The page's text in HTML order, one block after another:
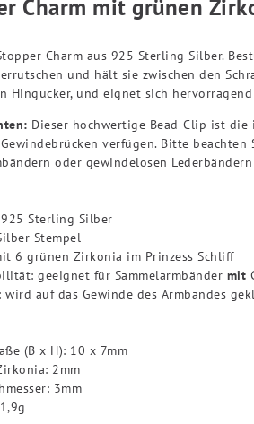
Charm mit grünen
Charm aus 925 Sterling Silber.
und hält sie zwischen den
Hingucker, und eignet sich
Dieser hochwertige Bead-Clip ist
verfügen. Bitte beachten
oder gewindelosen
Sterling Silber
Stempel
6 grünen Zirkonia im Prinzess Schliff
geeignet für Sammelarmbänder mit
auf das Gewinde des Armbandes
(B x H): 10 x 7mm
2mm
3mm